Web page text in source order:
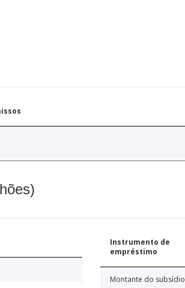
Instrumento de
empréstimo
Montante do subsídio